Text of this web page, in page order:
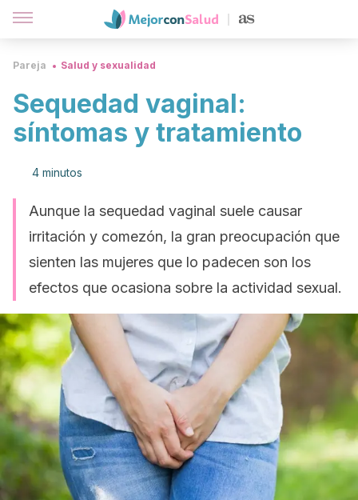
Pareja Salud y sexualidad
Sequedad vaginal:
síntomas y tratamiento
4 minutos
Aunque la sequedad vaginal suele causar
irritación y comezón, la gran preocupación que
sienten las mujeres que lo padecen son los
efectos que ocasiona sobre la actividad sexual.